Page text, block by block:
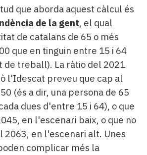
que aborda aquest càlcul és
de la gent, el qual
de catalans de 65 o més
que en tinguin entre 15 i 64
de treball). La ràtio del 2021
l'Idescat preveu que cap al
(és a dir, una persona de 65
dues d'entre 15 i 64), o que
en l'escenari baix, o que no
2063, en l'escenari alt. Unes
complicar més la